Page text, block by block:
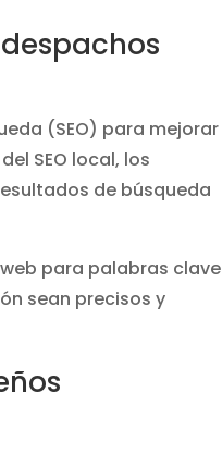
(SEO) para mejorar
SEO local, los
de búsqueda
para palabras clave
sean precisos y